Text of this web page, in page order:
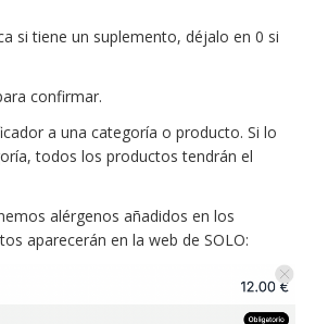
si tiene un suplemento, déjalo en 0 si
confirmar.
a una categoría o producto. Si lo
todos los productos tendrán el
alérgenos añadidos en los
aparecerán en la web de SOLO: